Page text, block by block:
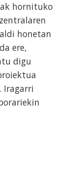
hornituko
honetan
ere,
digu
Iragarri